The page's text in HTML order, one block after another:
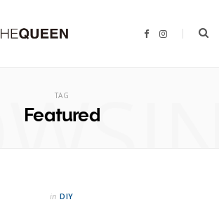
F
I
TAG
Featured
in DIY